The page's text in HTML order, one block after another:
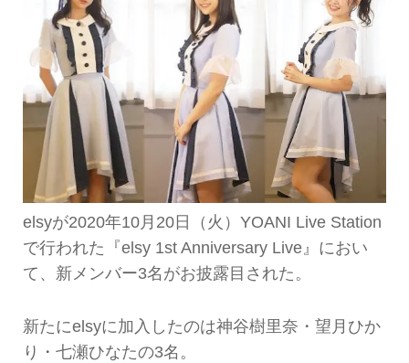
elsyが2020年10月20日（火）YOANI Live Station
で行われた『elsy 1st Anniversary Live』におい
て、新メンバー3名がお披露目された。
新たにelsyに加入したのは神谷樹里奈・望月ひか
り・七瀬ひなたの3名。